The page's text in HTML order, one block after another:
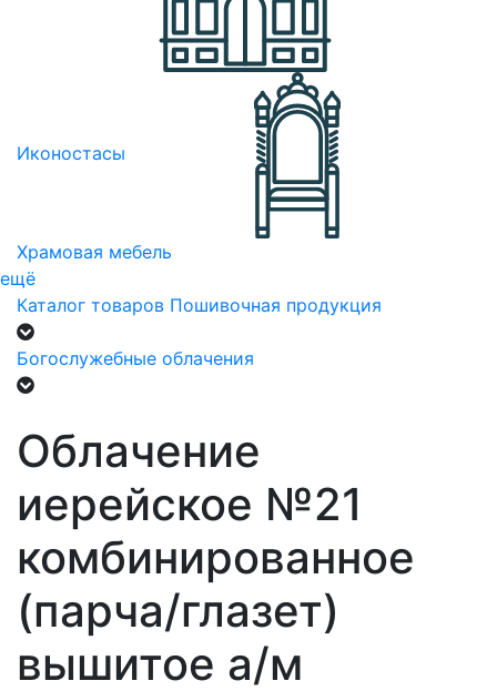
Иконостасы
Храмовая мебель
ещё
Каталог товаров Пошивочная продукция
Богослужебные облачения
Облачение
иерейское №21
комбинированное
(парча/глазет)
вышитое а/м